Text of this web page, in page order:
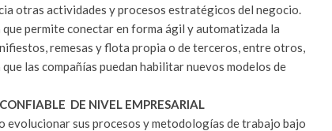
otras actividades y procesos estratégicos del negocio.
que permite conectar en forma ágil y automatizada la
remesas y flota propia o de terceros, entre otros,
las compañías puedan habilitar nuevos modelos de
DE NIVEL EMPRESARIAL
evolucionar sus procesos y metodologías de trabajo bajo